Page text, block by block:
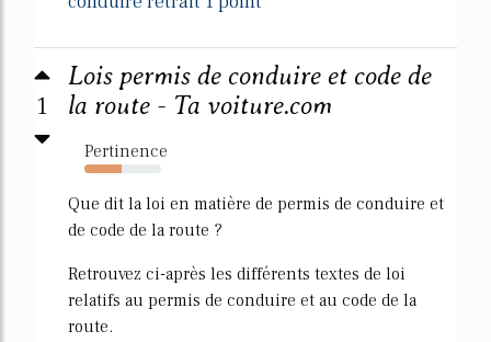
1
Lois permis de conduire et code de
la route - Ta voiture.com
Pertinence
48%
Que dit la loi en matière de permis de conduire et
de code de la route ?
Retrouvez ci-après les différents textes de loi
relatifs au permis de conduire et au code de la
route.